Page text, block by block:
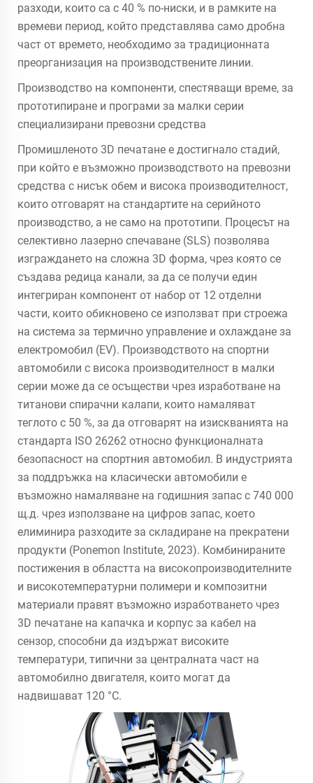
разходи, които са с 40 % по-ниски, и в рамките на
времеви период, който представлява само дробна
част от времето, необходимо за традиционната
преорганизация на производствените линии.
Производство на компоненти, спестяващи време, за
прототипиране и програми за малки серии
специализирани превозни средства
Промишленото 3D печатане е достигнало стадий,
при който е възможно производството на превозни
средства с нисък обем и висока производителност,
които отговарят на стандартите на серийното
производство, а не само на прототипи. Процесът на
селективно лазерно спечаване (SLS) позволява
изграждането на сложна 3D форма, чрез която се
създава редица канали, за да се получи един
интегриран компонент от набор от 12 отделни
части, които обикновено се използват при строежа
на система за термично управление и охлаждане за
електромобил (EV). Производството на спортни
автомобили с висока производителност в малки
серии може да се осъществи чрез изработване на
титанови спирачни калапи, които намаляват
теглото с 50 %, за да отговарят на изискванията на
стандарта ISO 26262 относно функционалната
безопасност на спортния автомобил. В индустрията
за поддръжка на класически автомобили е
възможно намаляване на годишния запас с 740 000
щ.д. чрез използване на цифров запас, което
елиминира разходите за складиране на прекратени
продукти (Ponemon Institute, 2023). Комбинираните
постижения в областта на високопроизводителните
и високотемпературни полимери и композитни
материали правят възможно изработването чрез
3D печатане на капачка и корпус за кабел на
сензор, способни да издържат високите
температури, типични за централната част на
автомобилно двигателя, които могат да
надвишават 120 °C.